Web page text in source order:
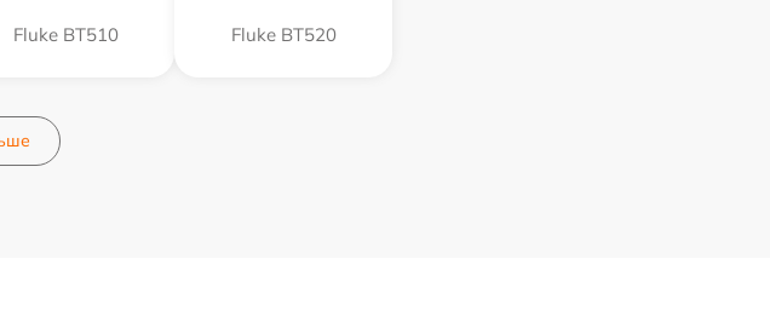
Fluke BT510 Fluke BT520